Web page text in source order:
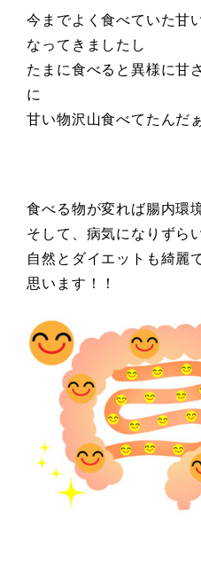
今までよく食べていた甘
なってきましたし
たまに食べると異様に甘
に
甘い物沢山食べてたんだ
食べる物が変れば腸内環
そして、病気になりずら
自然とダイエットも綺麗
思います！！